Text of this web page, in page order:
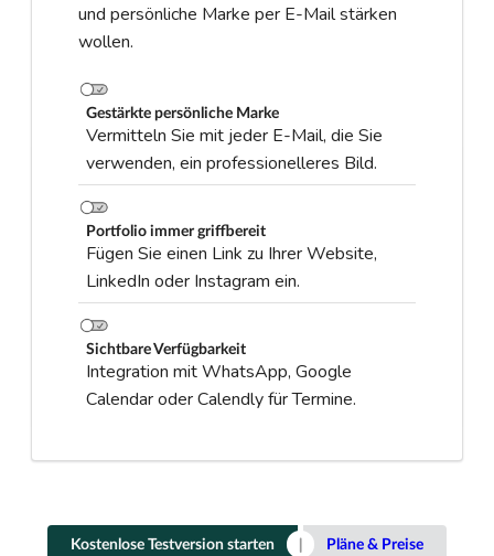
und persönliche Marke per E-Mail stärken
wollen.
Gestärkte persönliche Marke
Vermitteln Sie mit jeder E-Mail, die Sie
verwenden, ein professionelleres Bild.
Portfolio immer griffbereit
Fügen Sie einen Link zu Ihrer Website,
LinkedIn oder Instagram ein.
Sichtbare Verfügbarkeit
Integration mit WhatsApp, Google
Calendar oder Calendly für Termine.
Kostenlose Testversion starten Pläne & Preise